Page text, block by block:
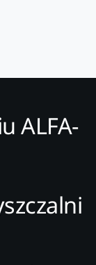
ALFA-